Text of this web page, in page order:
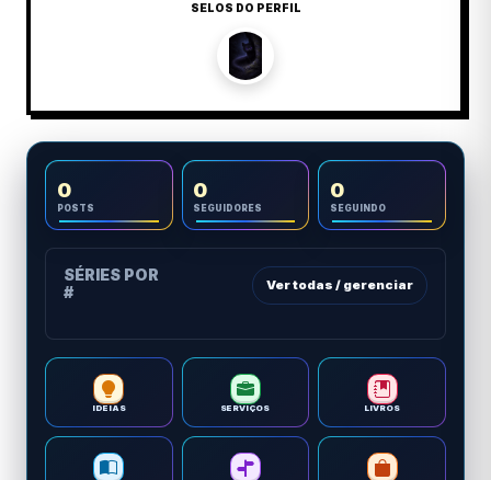
SELOS DO PERFIL
0
POSTS
0
SEGUIDORES
0
SEGUINDO
SÉRIES POR
#
Ver todas / gerenciar
IDEIAS SERVIÇOS LIVROS